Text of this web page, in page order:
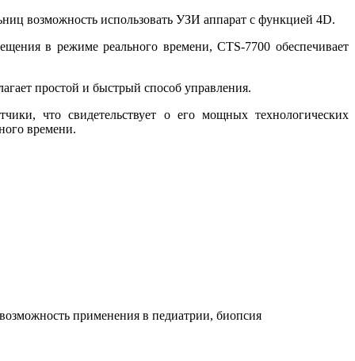
возможность использовать УЗИ аппарат с функцией 4D.
в режиме реального времени, CTS-7700 обеспечивает
простой и быстрый способ управления.
что свидетельствует о его мощных технологических
времени.
применения в педиатрии, биопсия